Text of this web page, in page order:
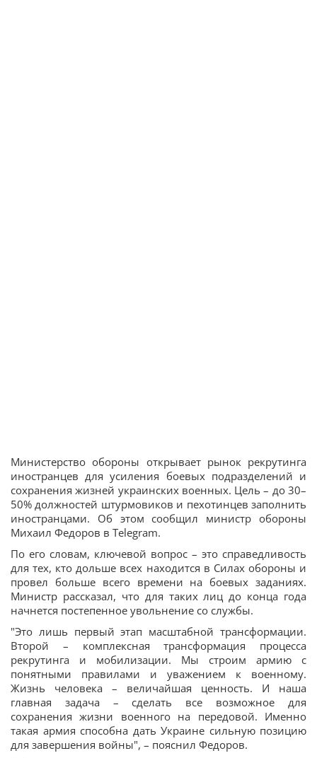
Министерство обороны открывает рынок рекрутинга
иностранцев для усиления боевых подразделений и
сохранения жизней украинских военных. Цель – до 30–
50% должностей штурмовиков и пехотинцев заполнить
иностранцами. Об этом сообщил министр обороны
Михаил Федоров в Telegram.
По его словам, ключевой вопрос – это справедливость
для тех, кто дольше всех находится в Силах обороны и
провел больше всего времени на боевых заданиях.
Министр рассказал, что для таких лиц до конца года
начнется постепенное увольнение со службы.
"Это лишь первый этап масштабной трансформации.
Второй – комплексная трансформация процесса
рекрутинга и мобилизации. Мы строим армию с
понятными правилами и уважением к военному.
Жизнь человека – величайшая ценность. И наша
главная задача – сделать все возможное для
сохранения жизни военного на передовой. Именно
такая армия способна дать Украине сильную позицию
для завершения войны", – пояснил Федоров.